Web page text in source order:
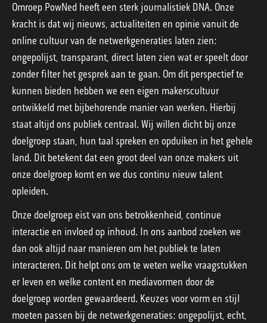
Omroep PowNed heeft een sterk journalistiek DNA. Onze
kracht is dat wij nieuws, actualiteiten en opinie vanuit de
online cultuur van de netwerkgeneraties laten zien:
ongepolijst, transparant, direct laten zien wat er speelt door
zonder filter het gesprek aan te gaan. Om dit perspectief te
kunnen bieden hebben we een eigen makerscultuur
ontwikkeld met bijbehorende manier van werken. Hierbij
staat altijd ons publiek centraal. Wij willen dicht bij onze
doelgroep staan, hun taal spreken en opduiken in het gehele
land. Dit betekent dat een groot deel van onze makers uit
onze doelgroep komt en we dus continu nieuw talent
opleiden.
Onze doelgroep eist van ons betrokkenheid, continue
interactie en invloed op inhoud. In ons aanbod zoeken we
dan ook altijd naar manieren om het publiek te laten
interacteren. Dit helpt ons om te weten welke vraagstukken
er leven en welke content en mediavormen door de
doelgroep worden gewaardeerd. Keuzes voor vorm en stijl
moeten passen bij de netwerkgeneraties: ongepolijst, echt,